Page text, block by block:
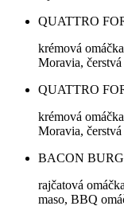
QUATTRO
krémová
Moravia,
QUATTRO
krémová
Moravia,
BACON
rajčatová
maso, BBQ